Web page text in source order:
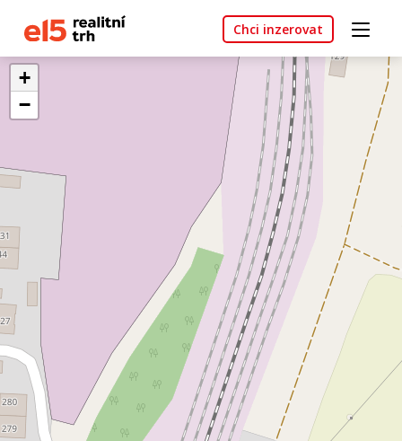
Chci inzerovat
+
−